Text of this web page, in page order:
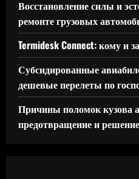
Восстановление силы и
ремонте грузовых
Termidesk Connect: кому и
Субсидированные
дешевые перелеты по
Причины поломок кузова
предотвращение и